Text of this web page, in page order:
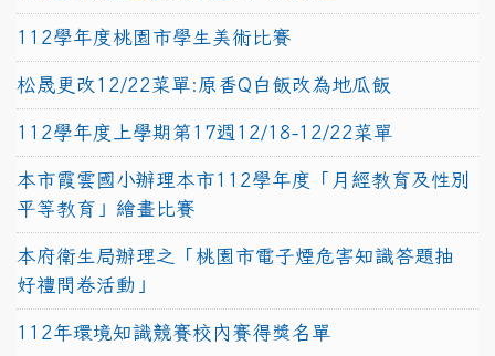
112學年度桃園市學生美術比賽
松晟更改12/22菜單:原香Q白飯改為地瓜飯
112學年度上學期第17週12/18-12/22菜單
本市霞雲國小辦理本市112學年度「月經教育及性別
平等教育」繪畫比賽
本府衛生局辦理之「桃園市電子煙危害知識答題抽
好禮問卷活動」
112年環境知識競賽校內賽得獎名單